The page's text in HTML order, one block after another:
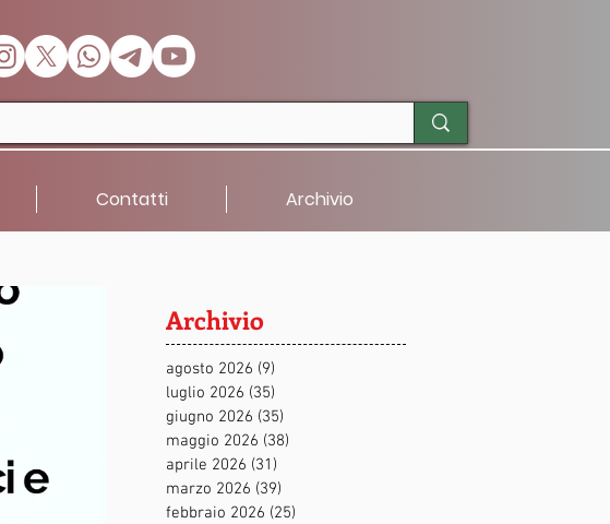
Contatti Archivio
Archivio
agosto 2026 (9)
luglio 2026 (35)
giugno 2026 (35)
maggio 2026 (38)
aprile 2026 (31)
marzo 2026 (39)
febbraio 2026 (25)